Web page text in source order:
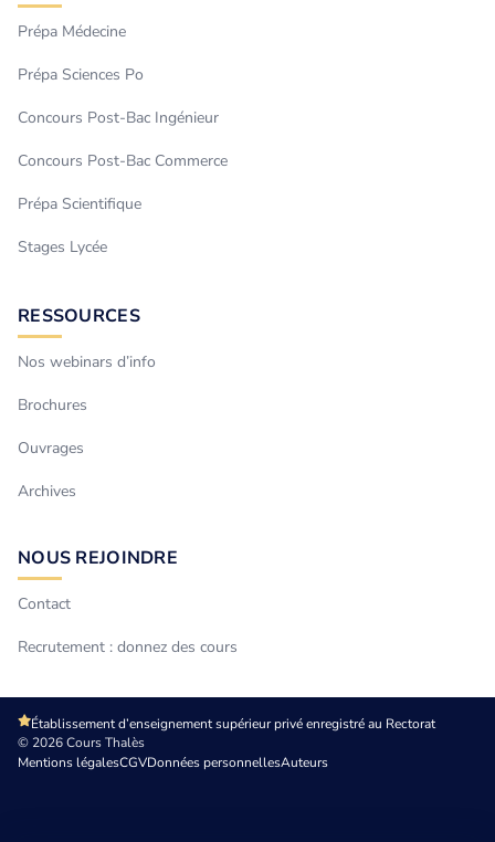
Prépa Médecine
Prépa Sciences Po
Concours Post-Bac Ingénieur
Concours Post-Bac Commerce
Prépa Scientifique
Stages Lycée
RESSOURCES
Nos webinars d’info
Brochures
Ouvrages
Archives
NOUS REJOINDRE
Contact
Recrutement : donnez des cours
Établissement d’enseignement supérieur privé enregistré au Rectorat
© 2026 Cours Thalès
Mentions légalesCGVDonnées personnellesAuteurs